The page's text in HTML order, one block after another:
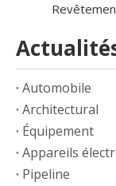
Automobile
Architectural
Équipement
Appareils
Pipeline